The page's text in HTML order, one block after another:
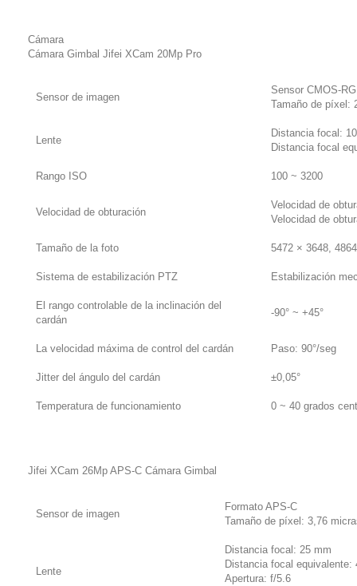
Cámara
Cámara Gimbal Jifei XCam 20Mp Pro
Sensor de imagen
Sensor CMOS-
Tamaño de píxel:
Lente
Distancia focal:
Distancia focal
Rango ISO 100 ~ 3200
Velocidad de obturación
Velocidad de
Velocidad de
Tamaño de la foto 5472 × 3648,
Sistema de estabilización PTZ Estabilización
El rango controlable de la inclinación del
cardán
-90° ~ +45°
La velocidad máxima de control del cardán Paso: 90°/seg
Jitter del ángulo del cardán ±0,05°
Temperatura de funcionamiento 0 ~ 40 grados
Jifei XCam 26Mp APS-C Cámara Gimbal
Sensor de imagen
Formato APS-C
Tamaño de píxel: 3,76
Lente
Distancia focal: 25 mm
Distancia focal equivalente:
Apertura: f/5.6